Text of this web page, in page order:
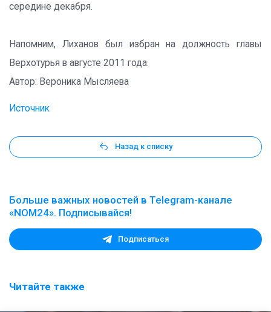
середине декабря.
Напомним, Лиханов был избран на должность главы
Верхотурья в августе 2011 года.
Автор: Вероника Мысляева
Источник
Назад к списку
Больше важных новостей в Telegram-канале
«NOM24». Подписывайся!
Подписаться
Читайте также